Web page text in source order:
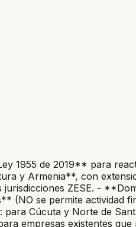
1955 de 2019** para
y Armenia**, con
ZESE. -
(NO se permite actividad
Cúcuta y Norte de
empresas existentes